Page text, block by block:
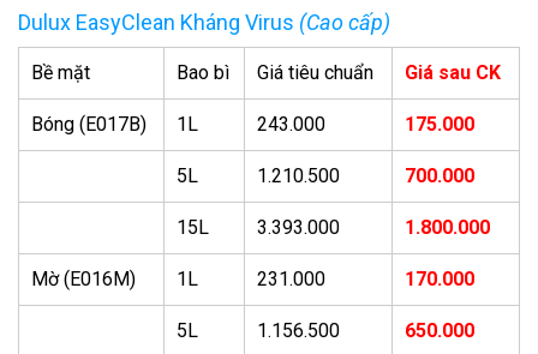
Dulux EasyClean Kháng Virus (Cao cấp)
Bề mặt Bao bì Giá tiêu chuẩn Giá sau CK
Bóng (E017B) 1L 243.000 175.000
5L 1.210.500 700.000
15L 3.393.000 1.800.000
Mờ (E016M) 1L 231.000 170.000
5L 1.156.500 650.000